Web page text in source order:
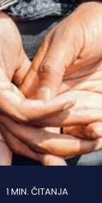
1 MIN. ČITANJA